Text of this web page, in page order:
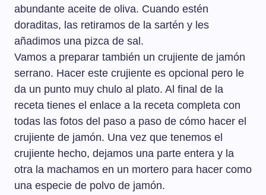
abundante aceite de oliva. Cuando estén
doraditas, las retiramos de la sartén y les
añadimos una pizca de sal.
Vamos a preparar también un crujiente de jamón
serrano. Hacer este crujiente es opcional pero le
da un punto muy chulo al plato. Al final de la
receta tienes el enlace a la receta completa con
todas las fotos del paso a paso de cómo hacer el
crujiente de jamón. Una vez que tenemos el
crujiente hecho, dejamos una parte entera y la
otra la machamos en un mortero para hacer como
una especie de polvo de jamón.